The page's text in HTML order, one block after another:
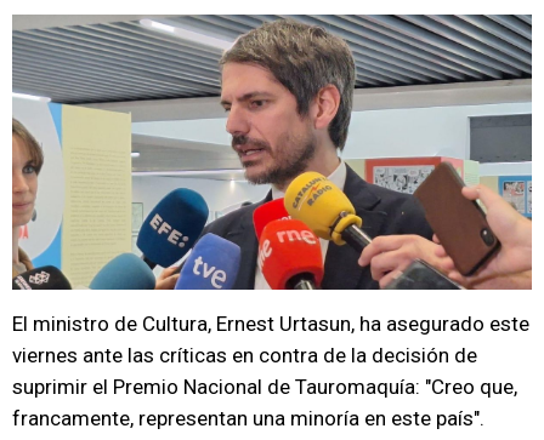
El ministro de Cultura, Ernest Urtasun, ha asegurado este
viernes ante las críticas en contra de la decisión de
suprimir el Premio Nacional de Tauromaquía: "Creo que,
francamente, representan una minoría en este país".